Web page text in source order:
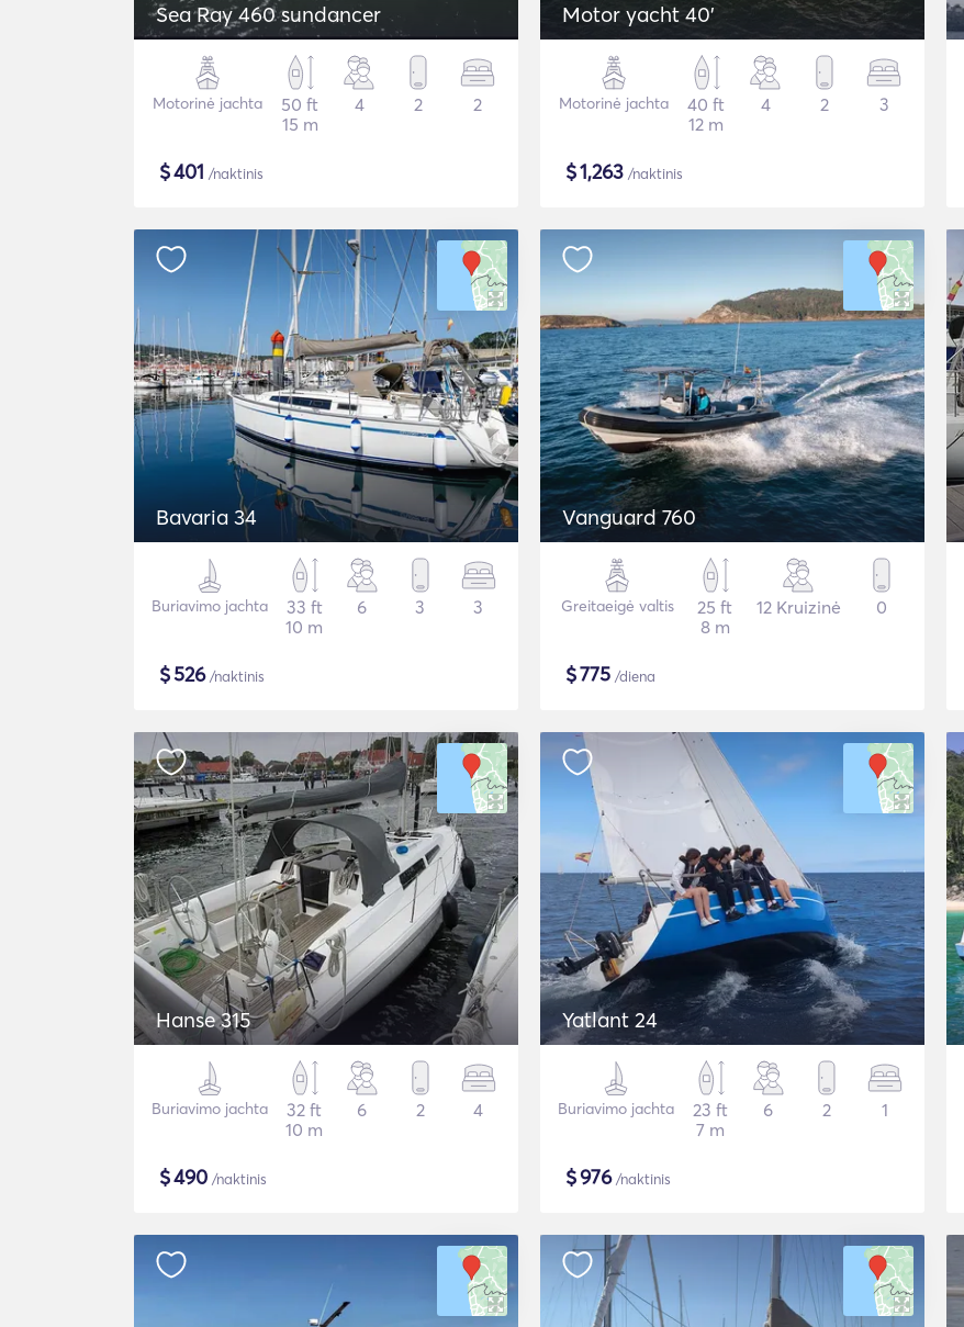
Sea Ray 460 sundancer
Motorinė jachta
50 ft
15 m
4 2 2
$401 /naktinis
Motor yacht 40'
Motorinė jachta
40 ft
12 m
4 2 3
$1,263 /naktinis
Bavaria 34
Buriavimo jachta
33 ft
10 m
6 3 3
$526/naktinis
Vanguard 760
Greitaeigė valtis
25 ft
8 m
12 Kruizinė 0
$775 /diena
Hanse 315
Buriavimo jachta
32 ft
10 m
6 2 4
$490 /naktinis
Yatlant 24
Buriavimo jachta
23 ft
7 m
6 2 1
$976/naktinis